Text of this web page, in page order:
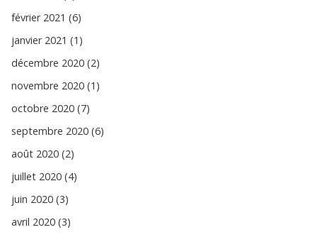
février 2021 (6)
janvier 2021 (1)
décembre 2020 (2)
novembre 2020 (1)
octobre 2020 (7)
septembre 2020 (6)
août 2020 (2)
juillet 2020 (4)
juin 2020 (3)
avril 2020 (3)